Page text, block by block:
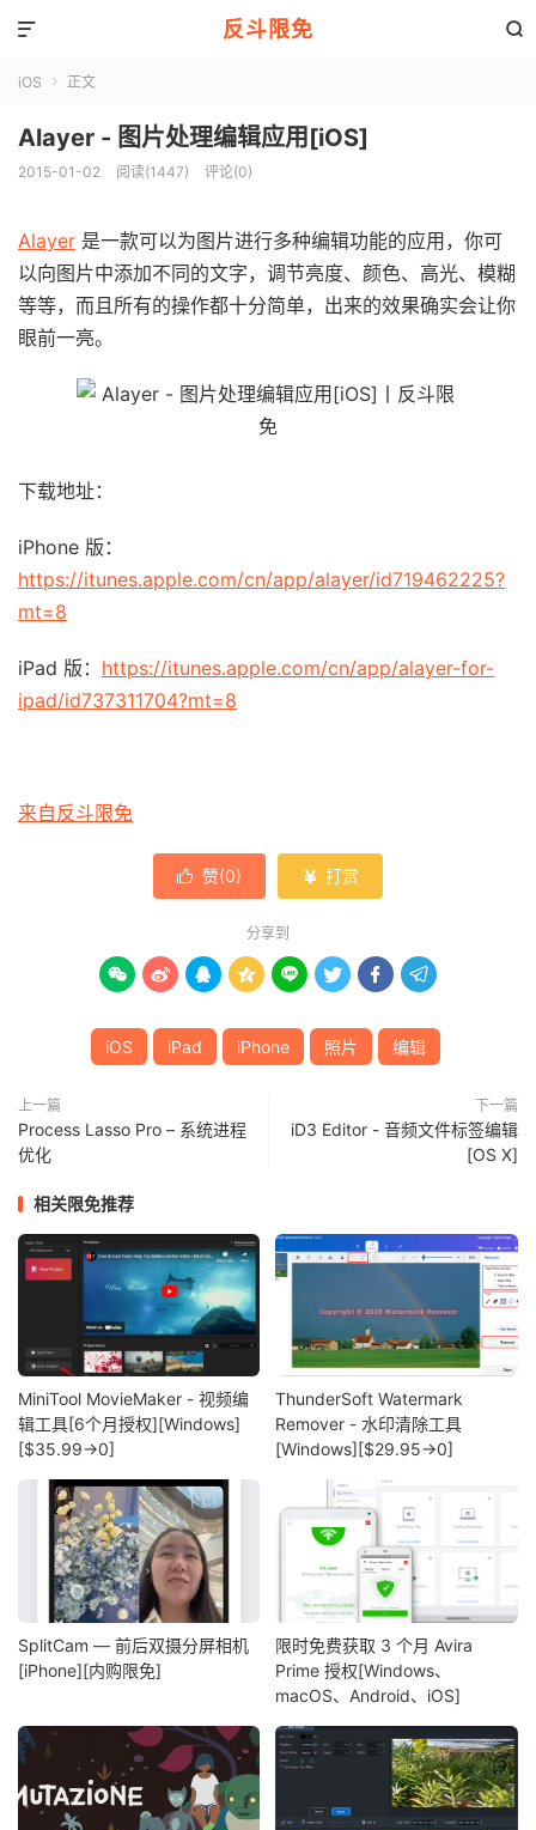
反斗限免 

iOS  正文
Alayer - 图片处理编辑应用[iOS]
2015-01-02 阅读(1447) 评论(0)
Alayer 是一款可以为图片进行多种编辑功能的应用，你可
以向图片中添加不同的文字，调节亮度、颜色、高光、模糊
等等，而且所有的操作都十分简单，出来的效果确实会让你
眼前一亮。
下载地址：
iPhone 版：
https://itunes.apple.com/cn/app/alayer/id719462225?
mt=8
iPad 版： https://itunes.apple.com/cn/app/alayer-for-
ipad/id737311704?mt=8
来自反斗限免
 赞(0)  打赏
分享到
       
iOS iPad iPhone 照片 编辑
上一篇
Process Lasso Pro – 系统进程
优化
下一篇
iD3 Editor - 音频文件标签编辑
[OS X]
相关限免推荐
MiniTool MovieMaker - 视频编
辑工具[6个月授权][Windows]
[$35.99→0]
ThunderSoft Watermark
Remover - 水印清除工具
[Windows][$29.95→0]
SplitCam — 前后双摄分屏相机
[iPhone][内购限免]
限时免费获取 3 个月 Avira
Prime 授权[Windows、
macOS、Android、iOS]